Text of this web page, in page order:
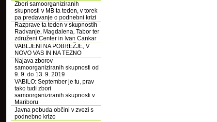
Zbori samoorganiziranih
skupnosti v MB ta teden, v torek
pa predavanje o podnebni krizi
Razprave ta teden v skupnostih
Radvanje, Magdalena, Tabor ter
združeni Center in Ivan Cankar
VABLJENI NA POBREŽJE, V
NOVO VAS IN NA TEZNO
Najava zborov
samoorganiziranih skupnosti od
9. 9. do 13. 9. 2019
VABILO: September je tu, prav
tako tudi zbori
samoorganiziranih skupnosti v
Mariboru
Javna pobuda občini v zvezi s
podnebno krizo